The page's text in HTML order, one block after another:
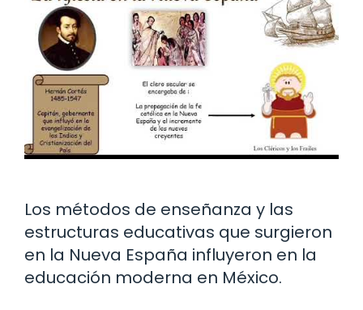
Los métodos de enseñanza y las
estructuras educativas que surgieron
en la Nueva España influyeron en la
educación moderna en México.